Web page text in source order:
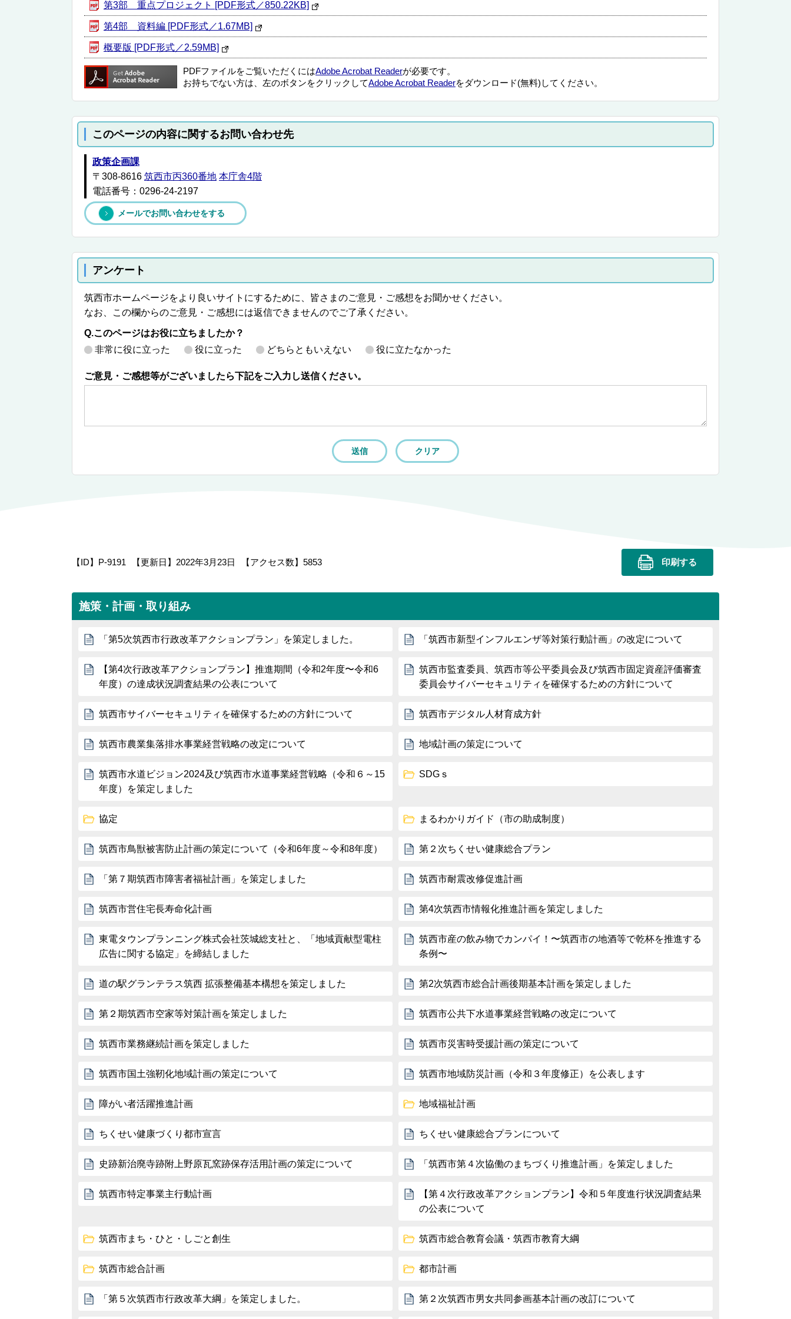
第3部 重点プロジェクト [PDF形式／850.22KB]
第4部 資料編 [PDF形式／1.67MB]
概要版 [PDF形式／2.59MB]
PDFファイルをご覧いただくにはAdobe Acrobat Readerが必要です。
お持ちでない方は、左のボタンをクリックしてAdobe Acrobat Readerをダウンロード(無料)してください。
このページの内容に関するお問い合わせ先
政策企画課
〒308-8616 筑西市丙360番地 本庁舎4階
電話番号：0296-24-2197
メールでお問い合わせをする
アンケート
筑西市ホームページをより良いサイトにするために、皆さまのご意見・ご感想をお聞かせください。
なお、この欄からのご意見・ご感想には返信できませんのでご了承ください。
Q.このページはお役に立ちましたか？
非常に役に立った
役に立った どちらともいえない 役に立たなかった
ご意見・ご感想等がございましたら下記をご入力し送信ください。
【ID】 P-9191 【更新日】 2022年3月23日 【アクセス数】 5853 印刷する
施策・計画・取り組み
「第5次筑西市行政改革アクションプラン」を策定しました。 「筑西市新型インフルエンザ等対策行動計画」の改定について
【第4次行政改革アクションプラン】推進期間（令和2年度〜令和6
年度）の達成状況調査結果の公表について
筑西市監査委員、筑西市等公平委員会及び筑西市固定資産評価審査
委員会サイバーセキュリティを確保するための方針について
筑西市サイバーセキュリティを確保するための方針について 筑西市デジタル人材育成方針
筑西市農業集落排水事業経営戦略の改定について 地域計画の策定について
筑西市水道ビジョン2024及び筑西市水道事業経営戦略（令和６～15
年度）を策定しました
SDGｓ
協定 まるわかりガイド（市の助成制度）
筑西市鳥獣被害防止計画の策定について（令和6年度～令和8年度） 第２次ちくせい健康総合プラン
「第７期筑西市障害者福祉計画」を策定しました 筑西市耐震改修促進計画
筑西市営住宅長寿命化計画 第4次筑西市情報化推進計画を策定しました
東電タウンプランニング株式会社茨城総支社と、「地域貢献型電柱
広告に関する協定」を締結しました
筑西市産の飲み物でカンパイ！〜筑西市の地酒等で乾杯を推進する
条例〜
道の駅グランテラス筑西 拡張整備基本構想を策定しました 第2次筑西市総合計画後期基本計画を策定しました
第２期筑西市空家等対策計画を策定しました 筑西市公共下水道事業経営戦略の改定について
筑西市業務継続計画を策定しました 筑西市災害時受援計画の策定について
筑西市国土強靭化地域計画の策定について 筑西市地域防災計画（令和３年度修正）を公表します
障がい者活躍推進計画 地域福祉計画
ちくせい健康づくり都市宣言 ちくせい健康総合プランについて
史跡新治廃寺跡附上野原瓦窯跡保存活用計画の策定について 「筑西市第４次協働のまちづくり推進計画」を策定しました
筑西市特定事業主行動計画
【第４次行政改革アクションプラン】令和５年度進行状況調査結果
の公表について
筑西市まち・ひと・しごと創生 筑西市総合教育会議・筑西市教育大綱
筑西市総合計画 都市計画
「第５次筑西市行政改革大綱」を策定しました。 第２次筑西市男女共同参画基本計画の改訂について